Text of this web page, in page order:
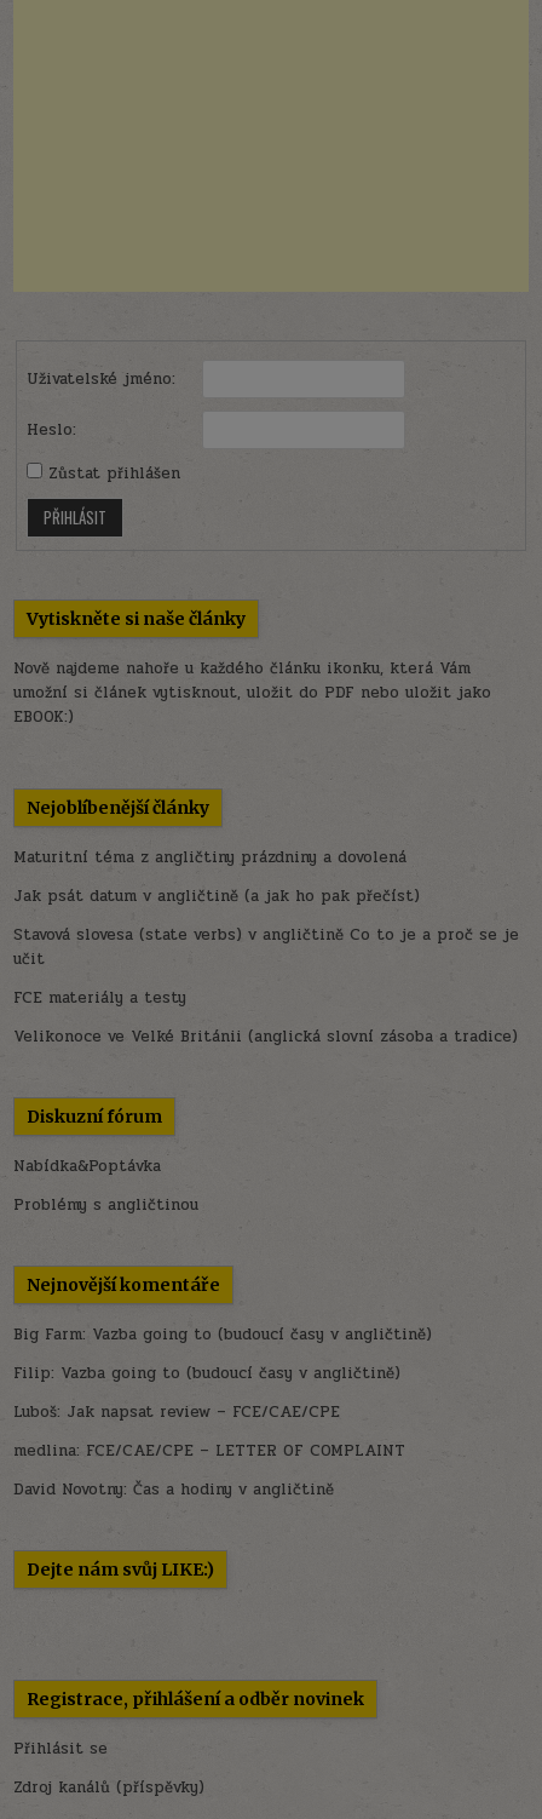
Uživatelské jméno:
Heslo:
Zůstat přihlášen
PŘIHLÁSIT
Vytiskněte si naše články
Nově najdeme nahoře u každého článku ikonku, která Vám
umožní si článek vytisknout, uložit do PDF nebo uložit jako
EBOOK:)
Nejoblíbenější články
Maturitní téma z angličtiny prázdniny a dovolená
Jak psát datum v angličtině (a jak ho pak přečíst)
Stavová slovesa (state verbs) v angličtině Co to je a proč se je
učit
FCE materiály a testy
Velikonoce ve Velké Británii (anglická slovní zásoba a tradice)
Diskuzní fórum
Nabídka&Poptávka
Problémy s angličtinou
Nejnovější komentáře
Big Farm: Vazba going to (budoucí časy v angličtině)
Filip: Vazba going to (budoucí časy v angličtině)
Luboš: Jak napsat review – FCE/CAE/CPE
medlina: FCE/CAE/CPE – LETTER OF COMPLAINT
David Novotny:Čas a hodiny v angličtině
Dejte nám svůj LIKE:)
Registrace, přihlášení a odběr novinek
Přihlásit se
Zdroj kanálů (příspěvky)